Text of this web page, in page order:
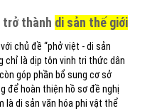
trở thành di sản thế giới
chủ đề “phở việt - di sản
chỉ là dịp tôn vinh tri thức dân
góp phần bổ sung cơ sở
để hoàn thiện hồ sơ đề nghị
là di sản văn hóa phi vật thể